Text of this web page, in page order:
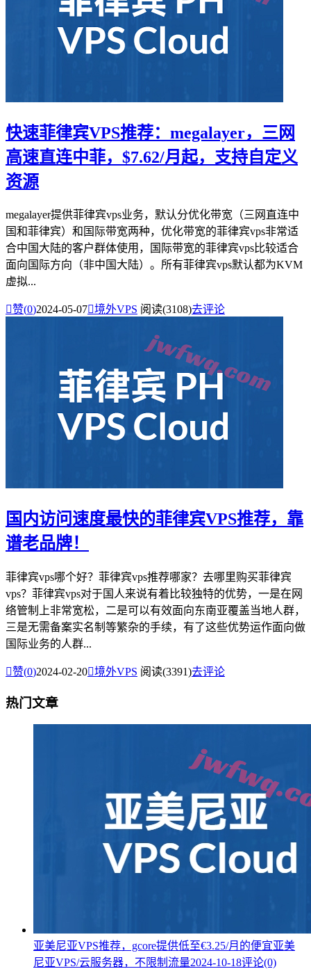
快速菲律宾VPS推荐：megalayer，三网
高速直连中菲，$7.62/月起，支持自定义
资源
megalayer提供菲律宾vps业务，默认分优化带宽（三网直连中
国和菲律宾）和国际带宽两种，优化带宽的菲律宾vps非常适
合中国大陆的客户群体使用，国际带宽的菲律宾vps比较适合
面向国际方向（非中国大陆）。所有菲律宾vps默认都为KVM
虚拟...
赞(0)2024-05-07境外VPS 阅读(3108)去评论
国内访问速度最快的菲律宾VPS推荐，靠
谱老品牌！
菲律宾vps哪个好？菲律宾vps推荐哪家？去哪里购买菲律宾
vps？菲律宾vps对于国人来说有着比较独特的优势，一是在网
络管制上非常宽松，二是可以有效面向东南亚覆盖当地人群，
三是无需备案实名制等繁杂的手续，有了这些优势运作面向做
国际业务的人群...
赞(0)2024-02-20境外VPS 阅读(3391)去评论
热门文章
亚美尼亚VPS推荐，gcore提供低至€3.25/月的便宜亚美
尼亚VPS/云服务器，不限制流量2024-10-18评论(0)